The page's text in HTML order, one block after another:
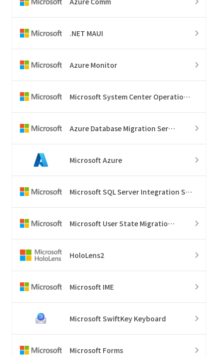
.NET MAUI
Azure Monitor
Microsoft System Center Operations Manager
Azure Database Migration Service
Microsoft Azure
Microsoft SQL Server Integration Services
Microsoft User State Migration Tool
HoloLens2
Microsoft IME
Microsoft SwiftKey Keyboard
Microsoft Forms